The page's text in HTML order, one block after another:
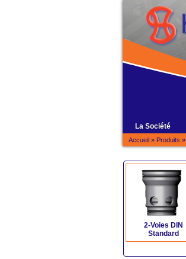
La Société
Accueil » Produits »
2-Voies DIN
Standard